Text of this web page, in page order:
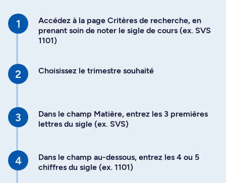
Accédez à la page Critères de recherche, en
prenant soin de noter le sigle de cours (ex. SVS
1101)
Choisissez le trimestre souhaité
Dans le champ Matière, entrez les 3 premières
lettres du sigle (ex. SVS)
Dans le champ au-dessous, entrez les 4 ou 5
chiffres du sigle (ex. 1101)